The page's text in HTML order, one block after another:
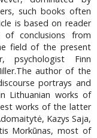
such books often
is based on reader
of conclusions from
field of the present
psychologist Finn
author of the
portrays and
Lithuanian works of
works of the latter
Kazys Saja,
Morkūnas, most of